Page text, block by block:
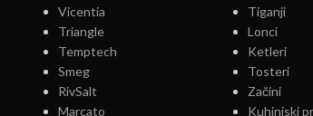
Vicentia
Triangle
Temptech
Smeg
RivSalt
Marcato
Tiganji
Lonci
Ketleri
Tosteri
Začini
Kuhinjski